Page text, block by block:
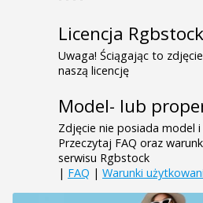
Licencja Rgbstock
Uwaga! Ściągając to
naszą licencję
Model- lub
Zdjęcie nie posiada model
Przeczytaj FAQ oraz
serwisu Rgbstock
| FAQ | Warunki